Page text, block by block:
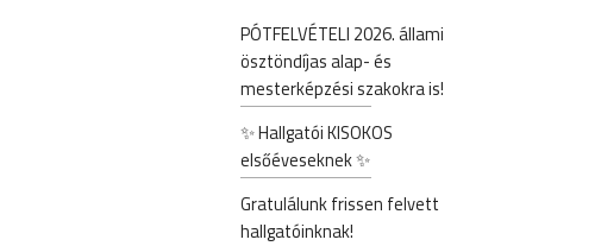
PÓTFELVÉTELI 2026. állami
ösztöndíjas alap- és
mesterképzési szakokra is!
✨ Hallgatói KISOKOS
elsőéveseknek ✨
Gratulálunk frissen felvett
hallgatóinknak!